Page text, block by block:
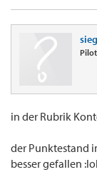
Pilot
in der Rubrik
der Punktestand
besser gefallen